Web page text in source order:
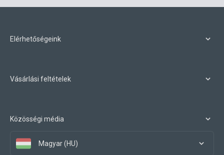
Elérhetőségeink
Vásárlási feltételek
Közösségi média
Magyar (HU)